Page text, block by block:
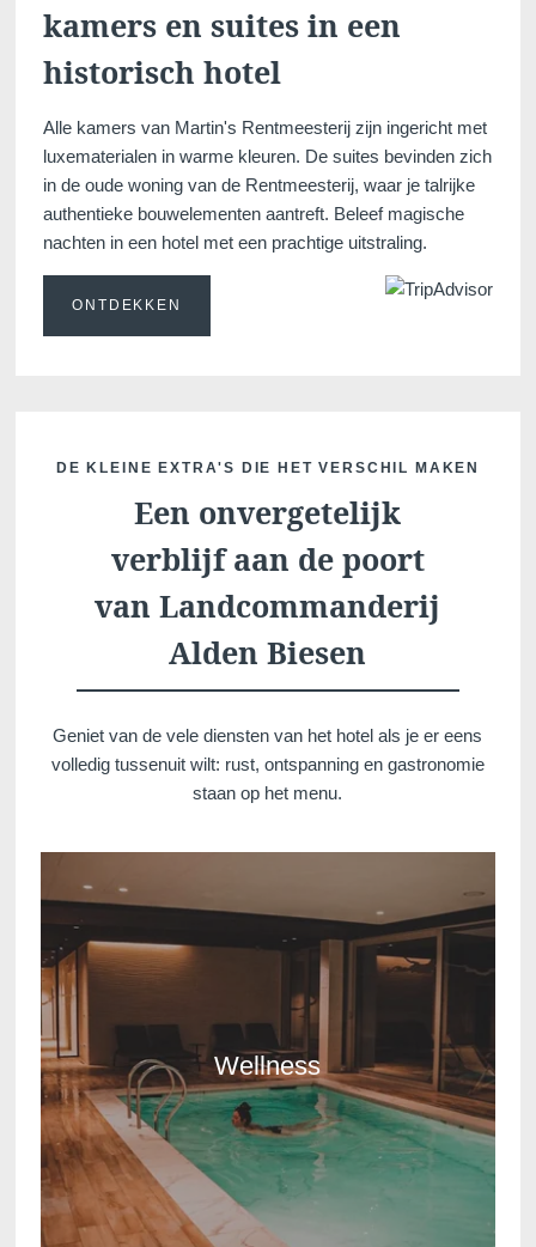
kamers en suites in een
historisch hotel
Alle kamers van Martin's Rentmeesterij zijn ingericht met
luxematerialen in warme kleuren. De suites bevinden zich
in de oude woning van de Rentmeesterij, waar je talrijke
authentieke bouwelementen aantreft. Beleef magische
nachten in een hotel met een prachtige uitstraling.
ONTDEKKEN
DE KLEINE EXTRA'S DIE HET VERSCHIL MAKEN
Een onvergetelijk
verblijf aan de poort
van Landcommanderij
Alden Biesen
Geniet van de vele diensten van het hotel als je er eens
volledig tussenuit wilt: rust, ontspanning en gastronomie
staan ​​op het menu.
Wellness
Martin's Klooster
Louvain, 4*
Martin's Patershof
Martin's Dream Hotel